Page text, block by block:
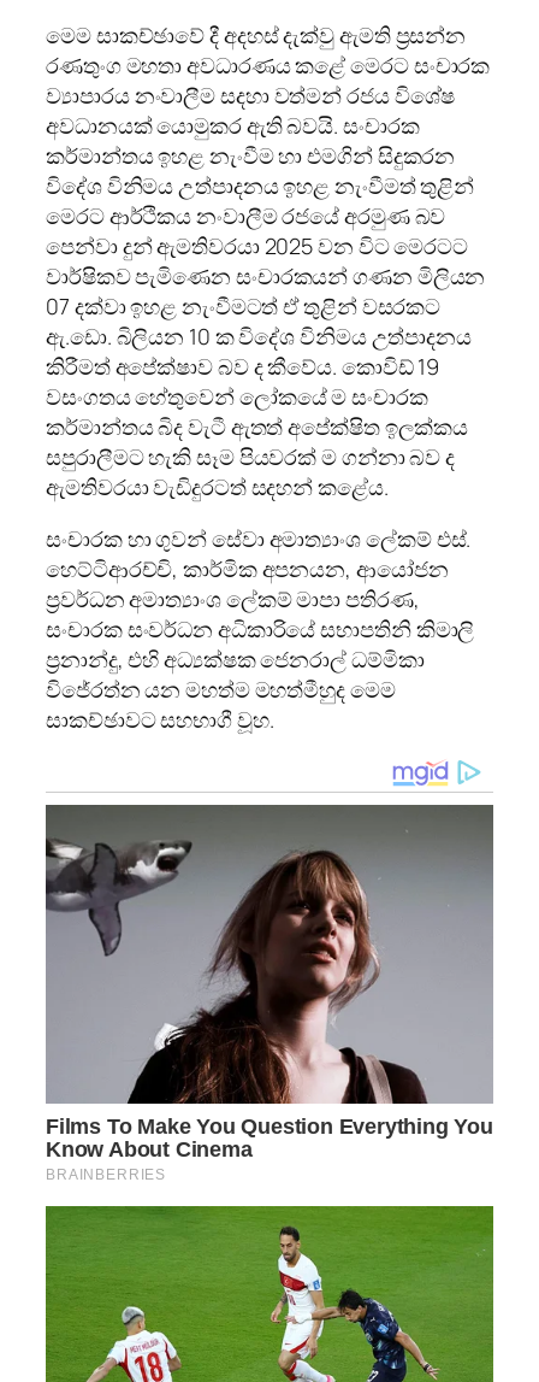
මෙම සාකච්ඡාවේ දී අදහස් දැක්වු ඇමති ප්‍රසන්න
රණතුංග මහතා අවධාරණය කළේ මෙරට සංචාරක
ව්‍යාපාරය නංවාලීම සදහා වත්මන් රජය විශේෂ
අවධානයක් යොමුකර ඇති බවයි. සංචාරක
කර්මාන්තය ඉහළ නැංවීම හා එමගින් සිදුකරන
විදේශ විනිමය උත්පාදනය ඉහළ නැංවීමත් තුළින්
මෙරට ආර්ථිකය නංවාලීම රජයේ අරමුණ බව
පෙන්වා දුන් ඇමතිවරයා 2025 වන විට මෙරටට
වාර්ෂිකව පැමිණෙන සංචාරකයන් ගණන මිලියන
07 දක්වා ඉහළ නැංවීමටත් ඒ තුළින් වසරකට
ඇ.ඩො. බිලියන 10 ක විදේශ විනිමය උත්පාදනය
කිරීමත් අපේක්ෂාව බව ද කීවේය. කොවිඩ් 19
වසංගතය හේතුවෙන් ලෝකයේ ම සංචාරක
කර්මාන්තය බිද වැටී ඇතත් අපේක්ෂිත ඉලක්කය
සපුරාලීමට හැකි සෑම පියවරක් ම ගන්නා බව ද
ඇමතිවරයා වැඩිදුරටත් සදහන් කළේය.
සංචාරක හා ගුවන් සේවා අමාත්‍යාංශ ලේකම් එස්.
හෙට්ටිආරච්චි, කාර්මික අපනයන, ආයෝජන
ප්‍රවර්ධන අමාත්‍යාංශ ලේකම් මාපා පතිරණ,
සංචාරක සංවර්ධන අධිකාරියේ සභාපතිනි කිමාලි
ප්‍රනාන්දු, එහි අධ්‍යක්ෂක ජෙනරාල් ධම්මිකා
විජේරත්න යන මහත්ම මහත්මීහුද මෙම
සාකච්ඡාවට සහභාගී වූහ.